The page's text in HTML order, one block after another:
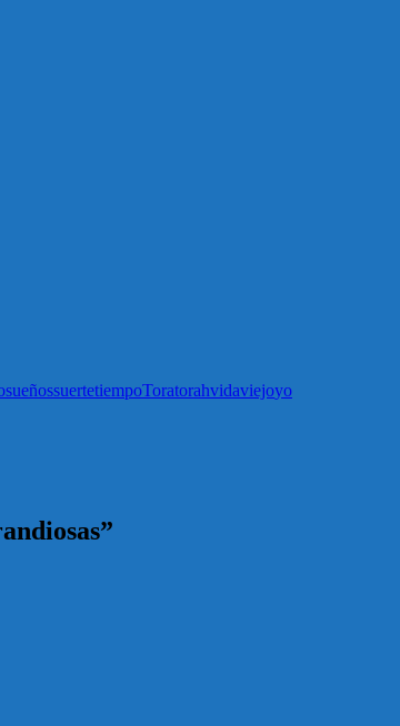
sueñossuertetiempoToratorahvidaviejoyo